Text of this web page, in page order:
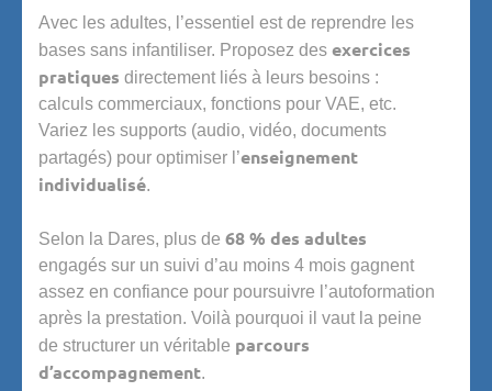
Avec les adultes, l’essentiel est de reprendre les
bases sans infantiliser. Proposez des exercices
pratiques directement liés à leurs besoins :
calculs commerciaux, fonctions pour VAE, etc.
Variez les supports (audio, vidéo, documents
partagés) pour optimiser l’enseignement
individualisé.
Selon la Dares, plus de 68 % des adultes
engagés sur un suivi d’au moins 4 mois gagnent
assez en confiance pour poursuivre l’autoformation
après la prestation. Voilà pourquoi il vaut la peine
de structurer un véritable parcours
d’accompagnement.